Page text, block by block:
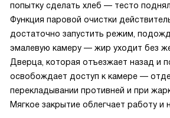
попытку сделать хлеб — тесто
Функция паровой очистки
достаточно запустить режим,
эмалевую камеру — жир уходит без
Дверца, которая отъезжает назад и
освобождает доступ к камере —
перекладывании противней и при
Мягкое закрытие облегчает работу и